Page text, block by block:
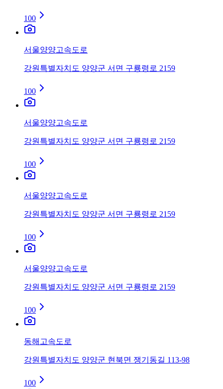
100
서울양양고속도로
강원특별자치도 양양군 서면 구룡령로 2159
100
서울양양고속도로
강원특별자치도 양양군 서면 구룡령로 2159
100
서울양양고속도로
강원특별자치도 양양군 서면 구룡령로 2159
100
서울양양고속도로
강원특별자치도 양양군 서면 구룡령로 2159
100
동해고속도로
강원특별자치도 양양군 현북면 쟁기동길 113-98
100